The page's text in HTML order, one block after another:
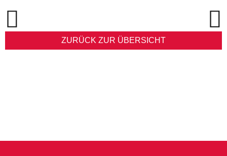
ZURÜCK ZUR ÜBERSICHT